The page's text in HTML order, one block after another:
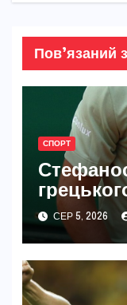
Пов’язаний
СПОРТ
СЕР 5, 2026